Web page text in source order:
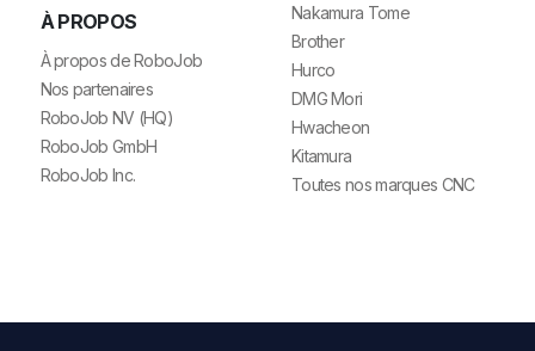
À PROPOS
À propos de RoboJob
Nos partenaires
RoboJob NV (HQ)
RoboJob GmbH
RoboJob Inc.
Nakamura Tome
Brother
Hurco
DMG Mori
Hwacheon
Kitamura
Toutes nos marques CNC